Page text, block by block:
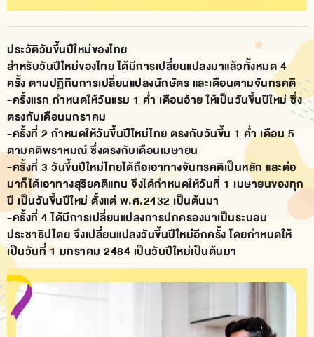
ประวัติวันขึ้นปีใหม่ของไทย
สำหรับวันปีใหม่ของไทย ได้มีการเปลี่ยนแปลงมาแล้วทั้งหมด 4
ครั้ง ตามปฏิทินการเปลี่ยนแปลงนักษัตร และเดือนตามจันทรคติ
-ครั้งแรก กำหนดให้วันแรม 1 ค่ำ เดือนอ้าย ให้เป็นวันขึ้นปีใหม่ ซึ่ง
ตรงกับเดือนมกราคม
-ครั้งที่ 2 กำหนดให้วันขึ้นปีใหม่ไทย ตรงกับวันขึ้น 1 ค่ำ เดือน 5
ตามคติพราหมณ์ ซึ่งตรงกับเดือนเมษายน
-ครั้งที่ 3 วันขึ้นปีใหม่ไทยได้ถือเอาทางจันทรคติเป็นหลัก และต่อ
มาก็ได้เอาทางสุริยคติแทน จึงได้กำหนดให้วันที่ 1 เมษายนของทุก
ปี เป็นวันขึ้นปีใหม่ ตั้งแต่ พ.ศ.2432 เป็นต้นมา
-ครั้งที่ 4 ได้มีการเปลี่ยนแปลงการปกครองมาเป็นระบอบ
ประชาธิปไตย จึงเปลี่ยนแปลงวันขึ้นปีใหม่อีกครั้ง โดยกำหนดให้
เป็นวันที่ 1 มกราคม 2484 เป็นวันปีใหม่เป็นต้นมา